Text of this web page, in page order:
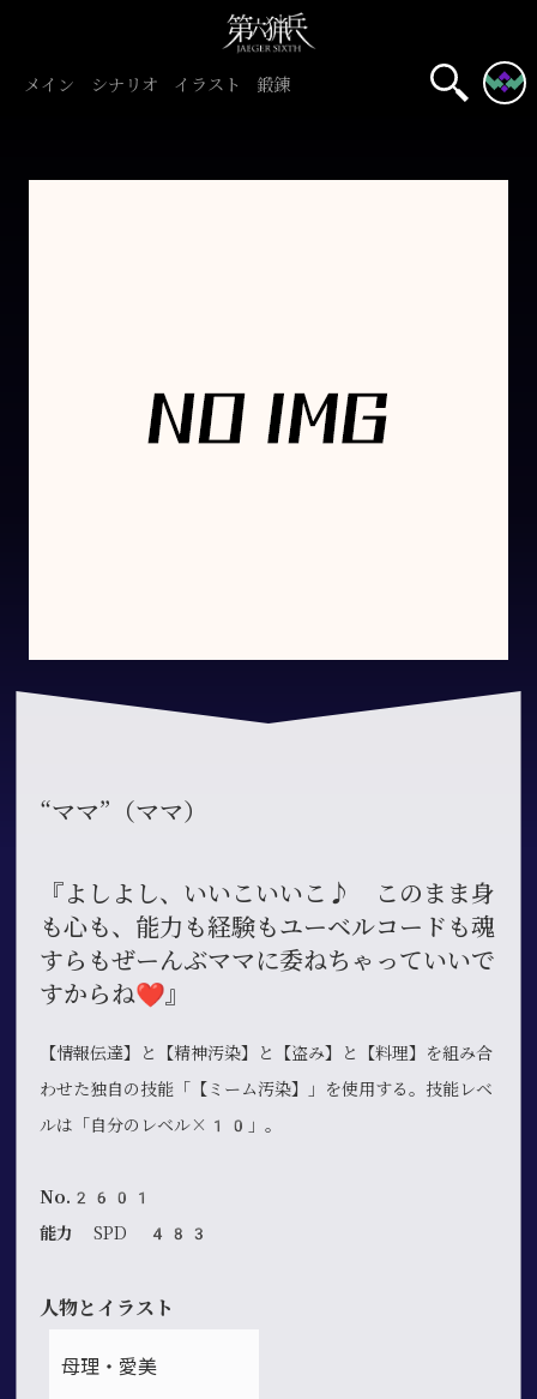
メイン シナリオ イラスト 鍛錬
“ママ”（ママ）
『よしよし、いいこいいこ♪ このまま身
も心も、能力も経験もユーベルコードも魂
すらもぜーんぶママに委ねちゃっていいで
すからね❤』
【情報伝達】と【精神汚染】と【盗み】と【料理】を組み合
わせた独自の技能「【ミーム汚染】」を使用する。技能レベ
ルは「自分のレベル×10」。
No.2601
能力SPD 483
人物とイラスト
母理・愛美